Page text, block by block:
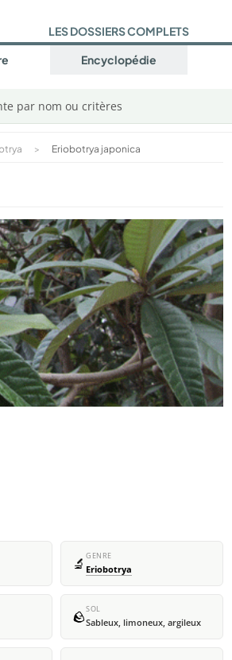
LES DOSSIERS COMPLETS
Encyclopédie
par nom ou critères
> Eriobotrya japonica
🔬 GENRE
Eriobotrya
🪨SOL
Sableux, limoneux, argileux